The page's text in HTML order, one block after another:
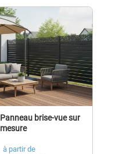
Panneau brise-vue sur
mesure
à partir de